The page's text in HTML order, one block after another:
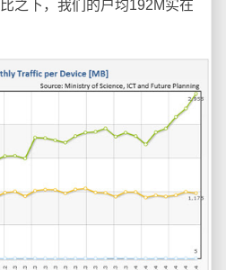
之下，我们的户均192M实在